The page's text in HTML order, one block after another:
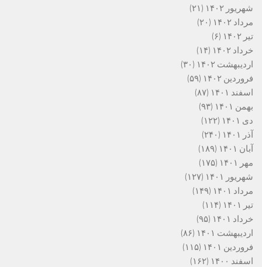
شهریور ۱۴۰۲
(۲۱)
مرداد ۱۴۰۲
(۲۰)
تیر ۱۴۰۲
(۶)
خرداد ۱۴۰۲
(۱۴)
اردیبهشت ۱۴۰۲
(۳۰)
فروردین ۱۴۰۲
(۵۹)
اسفند ۱۴۰۱
(۸۷)
بهمن ۱۴۰۱
(۹۳)
دی ۱۴۰۱
(۱۲۲)
آذر ۱۴۰۱
(۲۴۰)
آبان ۱۴۰۱
(۱۸۹)
مهر ۱۴۰۱
(۱۷۵)
شهریور ۱۴۰۱
(۱۲۷)
مرداد ۱۴۰۱
(۱۴۹)
تیر ۱۴۰۱
(۱۱۴)
خرداد ۱۴۰۱
(۹۵)
اردیبهشت ۱۴۰۱
(۸۶)
فروردین ۱۴۰۱
(۱۱۵)
اسفند ۱۴۰۰
(۱۶۲)